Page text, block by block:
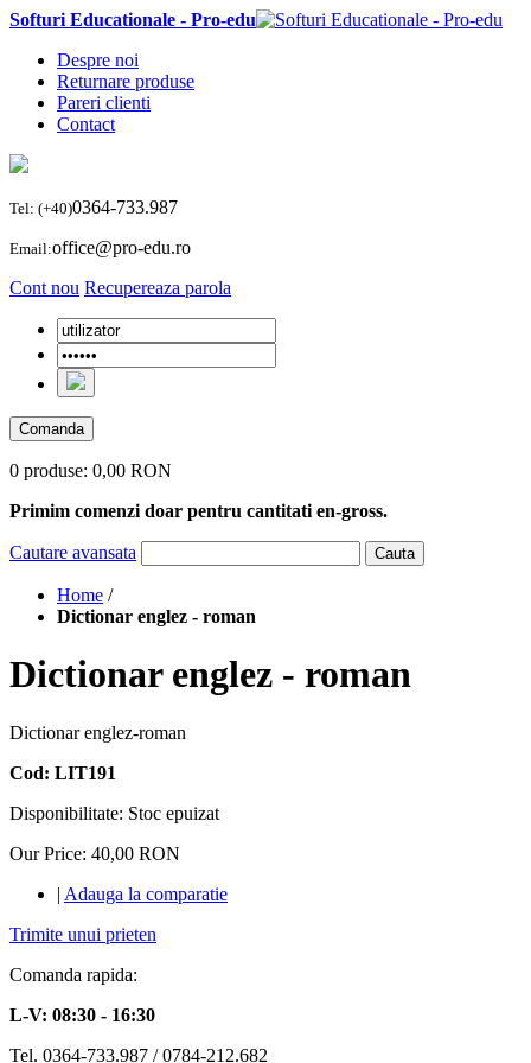
Softuri Educationale - Pro-edu
Despre noi
Returnare produse
Pareri clienti
Contact
Tel: (+40)0364-733.987
Email:office@pro-edu.ro
Cont nou Recupereaza parola
Comanda
0 produse: 0,00 RON
Primim comenzi doar pentru cantitati en-gross.
Cautare avansata Cauta
Home /
Dictionar englez - roman
Dictionar englez - roman
Dictionar englez-roman
Cod: LIT191
Disponibilitate: Stoc epuizat
Our Price: 40,00 RON
| Adauga la comparatie
Trimite unui prieten
Comanda rapida:
L-V: 08:30 - 16:30
Tel. 0364-733.987 / 0784-212.682